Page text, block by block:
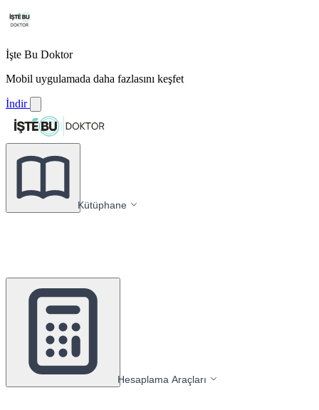
İşte Bu Doktor
Mobil uygulamada daha fazlasını keşfet
İndir
Kütüphane
Hesaplama Araçları